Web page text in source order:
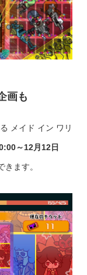
画も
メイド イン ワリ
～12月12日
きます。